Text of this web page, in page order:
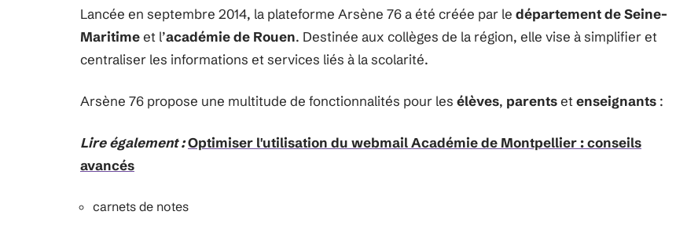
Lancée en septembre 2014, la plateforme Arsène 76 a été créée par le département de Seine-
Maritimeet l’académie de Rouen. Destinée aux collèges de la région, elle vise à simplifier et
centraliser les informations et services liés à la scolarité.
Arsène 76 propose une multitude de fonctionnalités pour les élèves, parentset enseignants :
Lire également :Optimiser l'utilisation du webmail Académie de Montpellier : conseils
avancés
carnets de notes